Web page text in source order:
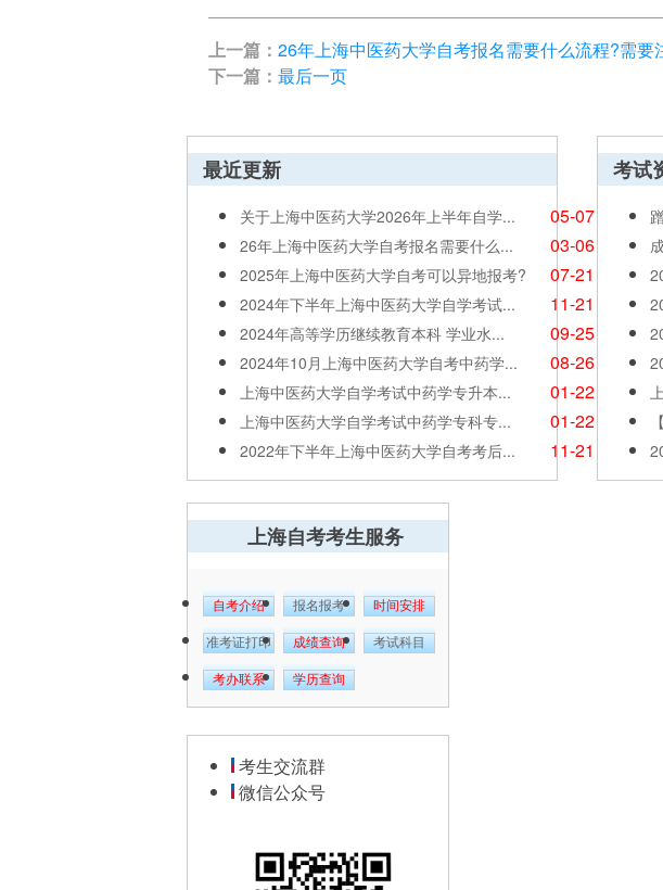
上一篇： 26年上海中医药大学自考报名需要什么流程?需要
下一篇： 最后一页
最近更新
关于上海中医药大学2026年上半年自学... 05-07
26年上海中医药大学自考报名需要什么... 03-06
2025年上海中医药大学自考可以异地报考? 07-21
2024年下半年上海中医药大学自学考试... 11-21
2024年高等学历继续教育本科 学业水... 09-25
2024年10月上海中医药大学自考中药学... 08-26
上海中医药大学自学考试中药学专升本... 01-22
上海中医药大学自学考试中药学专科专... 01-22
2022年下半年上海中医药大学自考考后... 11-21
考试
上海自考考生服务
自考介绍 报名报考 时间安排
准考证打印 成绩查询 考试科目
考办联系 学历查询
考生交流群
微信公众号